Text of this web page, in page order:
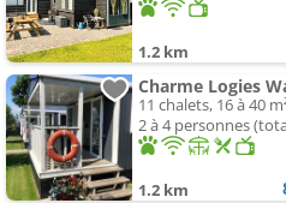
1.2 km
Charme Logies
11 chalets, 16 à 40
2 à 4 personnes
1.2 km